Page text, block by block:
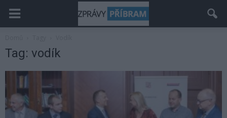
Tag: vodík